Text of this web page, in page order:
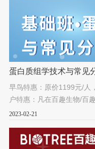
蛋白质组学技术与常见
早鸟特惠：原价1199元/人
户特惠：凡在百趣生物/百
400元课程津贴，即799元/
2023-02-21